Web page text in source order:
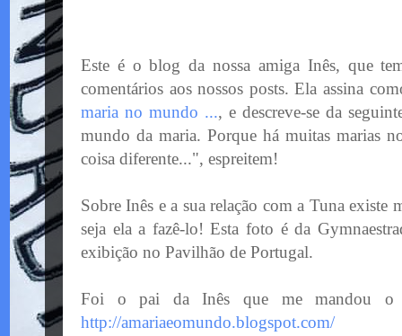
Este é o blog da nossa amiga Inês, que
comentários aos nossos posts. Ela assina
maria no mundo ..., e descreve-se da
mundo da maria. Porque há muitas marias
coisa diferente...", espreitem!
Sobre Inês e a sua relação com a Tuna existe
seja ela a fazê-lo! Esta foto é da
exibição no Pavilhão de Portugal.
Foi o pai da Inês que me mandou o
http://amariaeomundo.blogspot.com/